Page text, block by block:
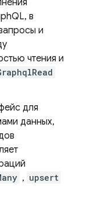
в
и
чтения и
для
данных,
, upsert